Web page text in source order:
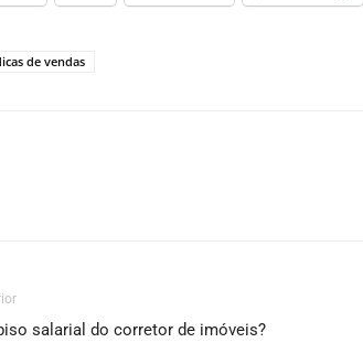
de vendas
salarial do corretor de imóveis?